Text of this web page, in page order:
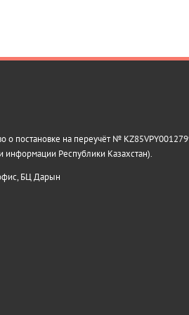
о постановке на переучёт №
Республики Казахстан).
БЦ Дарын